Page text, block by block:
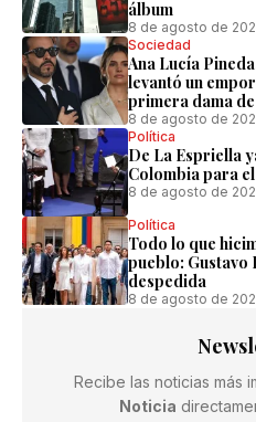
álbum
8 de agosto de
Sociedad
Ana Lucía
levantó un
primera dama
8 de agosto de
Política
De La Espriella
Colombia para
8 de agosto de
Política
Todo lo que
pueblo: Gustavo
despedida
8 de agosto de
Recibe las noticias más
Noticia